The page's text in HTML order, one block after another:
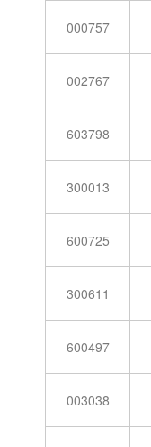
000757
002767
603798
300013
600725
300611
600497
003038